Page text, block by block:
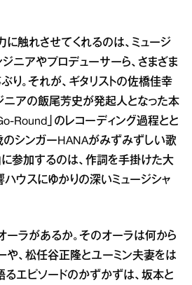
に触れさせてくれるのは、ミュージ
ニアやプロデューサーら、さまざま
り。それが、ギタリストの佐橋佳幸
ニアの飯尾芳史が発起人となった本
Round」のレコーディング過程とと
のシンガーHANAがみずみずしい歌
参加するのは、作詞を手掛けた大
ハウスにゆかりの深いミュージシャ
ーラがあるか。そのオーラは何から
や、松任谷正隆とユーミン夫妻をは
るエピソードのかずかずは、坂本と